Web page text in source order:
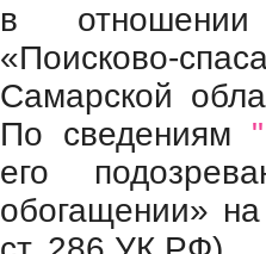
в
«Поисково-
Самарской
По сведениям
его
обогащении»